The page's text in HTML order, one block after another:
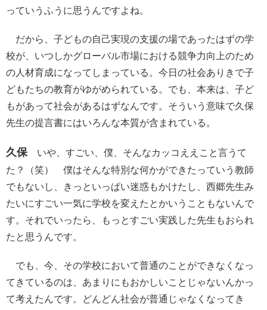
っていうふうに思うんですよね。
だから、子どもの自己実現の支援の場であったはずの学
校が、いつしかグローバル市場における競争力向上のため
の人材育成になってしまっている。今日の社会ありきで子
どもたちの教育がゆがめられている。でも、本来は、子ど
もがあって社会があるはずなんです。そういう意味で久保
先生の提言書にはいろんな本質が含まれている。
久保いや、すごい、僕、そんなカッコええこと言うて
た？（笑） 僕はそんな特別な何かができたっていう教師
でもないし、きっといっぱい迷惑もかけたし、西郷先生み
たいにすごい一気に学校を変えたとかいうこともないんで
す。それでいったら、もっとすごい実践した先生もおられ
たと思うんです。
でも、今、その学校において普通のことができなくなっ
てきているのは、あまりにもおかしいことじゃないんかっ
て考えたんです。どんどん社会が普通じゃなくなってき